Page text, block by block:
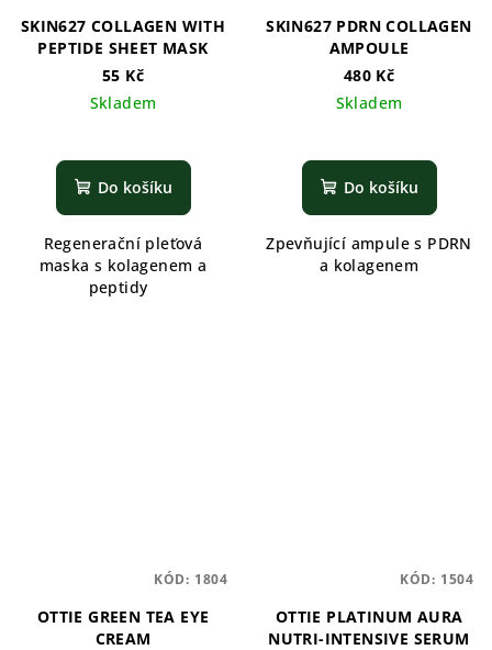
SKIN627 COLLAGEN WITH
PEPTIDE SHEET MASK
55 Kč
Skladem
Do košíku
Regenerační pleťová
maska s kolagenem a
peptidy
SKIN627 PDRN COLLAGEN
AMPOULE
480 Kč
Skladem
Do košíku
Zpevňující ampule s PDRN
a kolagenem
OTTIE GREEN TEA EYE
CREAM
KÓD: 1804
OTTIE PLATINUM AURA
NUTRI-INTENSIVE SERUM
KÓD: 1504